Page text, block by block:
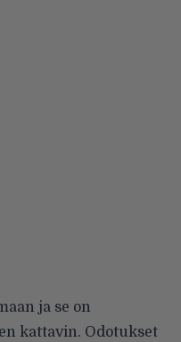
ja se on
kattavin. Odotukset